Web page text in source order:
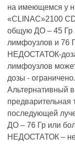
на имеющемся у
«CLINAC»2100
общую ДО – 45 Гр
лимфоузлов и 76
НЕДОСТАТОК-доза
лимфоузлов
дозы - ограничено.
Альтернативный
последующей
ДО – 76 Гр или
НЕДОСТАТОК – не